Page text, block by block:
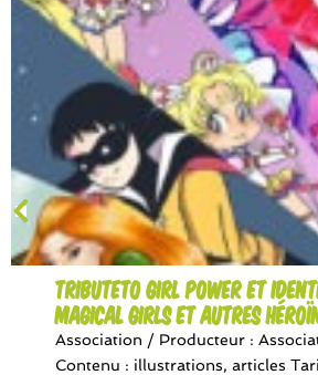
TributeTo Girl Power et
Magical Girls et autres
Association / Producteur :
Contenu : illustrations, articles